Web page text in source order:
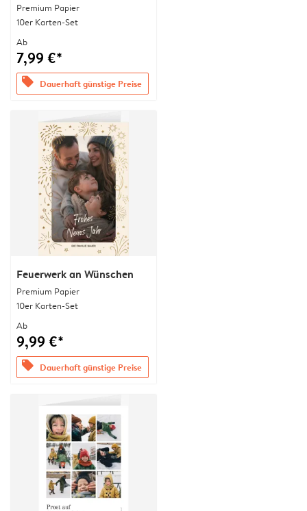
Premium Papier
10er Karten-Set
Ab
7,99 €*
offers Dauerhaft günstige Preise
Feuerwerk an Wünschen
Premium Papier
10er Karten-Set
Ab
9,99 €*
offers Dauerhaft günstige Preise